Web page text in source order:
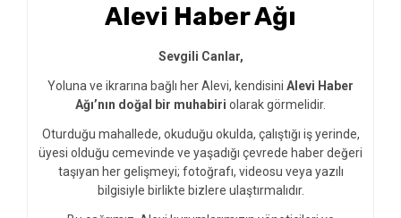
Alevi Haber Ağı
Sevgili Canlar,
Yoluna ve ikrarına bağlı her Alevi, kendisini Alevi Haber
Ağı’nın doğal bir muhabiri olarak görmelidir.
Oturduğu mahallede, okuduğu okulda, çalıştığı iş yerinde,
üyesi olduğu cemevinde ve yaşadığı çevrede haber değeri
taşıyan her gelişmeyi; fotoğrafı, videosu veya yazılı
bilgisiyle birlikte bizlere ulaştırmalıdır.